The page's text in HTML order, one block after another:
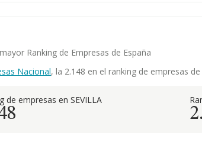
Ranking de Empresas de España
Nacional, la 2.148 en el ranking de empresas
de empresas en SEVILLA